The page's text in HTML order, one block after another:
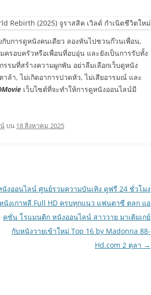
บการดูหนังคนเดียว ลองหันไปชวนก๊วนเพื่อน,
รอบครัวหรือเพื่อนที่อบอุ่น และยังเป็นการรับทั้ง
รมที่สร้างความผูกพัน อย่าลืมเลือกเว็บดูหนัง
า, ไม่เกิดอาการปวดหัว, ไม่เสียอารมณ์ และ
เว็บไซต์ที่จะทำให้การดูหนังออนไลน์มี
บน 18 สิงหาคม 2025
นังออนไลน์ ศูนย์รวมความบันเทิง ดูฟรี 24 ชั่วโมง
นังเกาหลี Full HD ครบทุกแนว แฟนตาซี ตลก แอ
คชั่น โรแมนติก หนังออนไลน์ สาววาย มาเติมเกย์
กับหนังวายเข้าใหม่ Top 16 by Madonna 88-
Hd.com 2 ตุลา →